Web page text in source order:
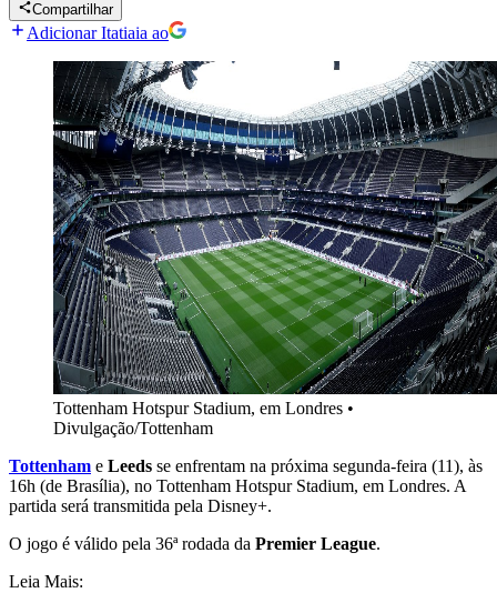
Compartilhar
Adicionar Itatiaia ao
Tottenham Hotspur Stadium, em Londres •
Divulgação/Tottenham
Tottenham e Leeds se enfrentam na próxima segunda-feira (11), às
16h (de Brasília), no Tottenham Hotspur Stadium, em Londres. A
partida será transmitida pela Disney+.
O jogo é válido pela 36ª rodada da Premier League.
Leia Mais: